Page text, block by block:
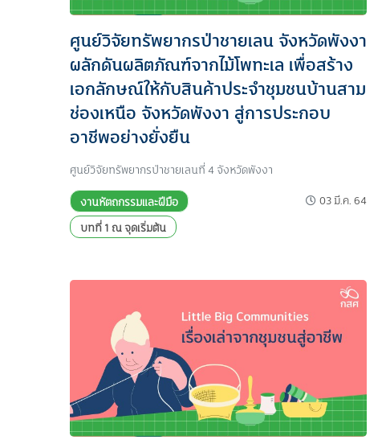
ศูนย์วิจัยทรัพยากรป่าชายเลน จังหวัดพังงา
ผลักดันผลิตภัณฑ์จากไม้โพทะเล เพื่อสร้าง
เอกลักษณ์ให้กับสินค้าประจำชุมชนบ้านสาม
ช่องเหนือ จังหวัดพังงา สู่การประกอบ
อาชีพอย่างยั่งยืน
ศูนย์วิจัยทรัพยากรป่าชายเลนที่ 4 จังหวัดพังงา
งานหัตถกรรมและฝีมือ
บทที่ 1 ณ จุดเริ่มต้น
03 มี.ค. 64